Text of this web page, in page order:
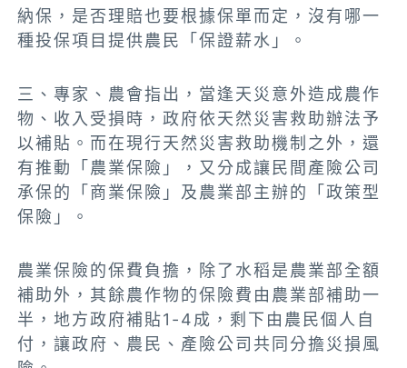
納保，是否理賠也要根據保單而定，沒有哪一
種投保項目提供農民「保證薪水」。
三、專家、農會指出，當逢天災意外造成農作
物、收入受損時，政府依天然災害救助辦法予
以補貼。而在現行天然災害救助機制之外，還
有推動「農業保險」，又分成讓民間產險公司
承保的「商業保險」及農業部主辦的「政策型
保險」。
農業保險的保費負擔，除了水稻是農業部全額
補助外，其餘農作物的保險費由農業部補助一
半，地方政府補貼1-4成，剩下由農民個人自
付，讓政府、農民、產險公司共同分擔災損風